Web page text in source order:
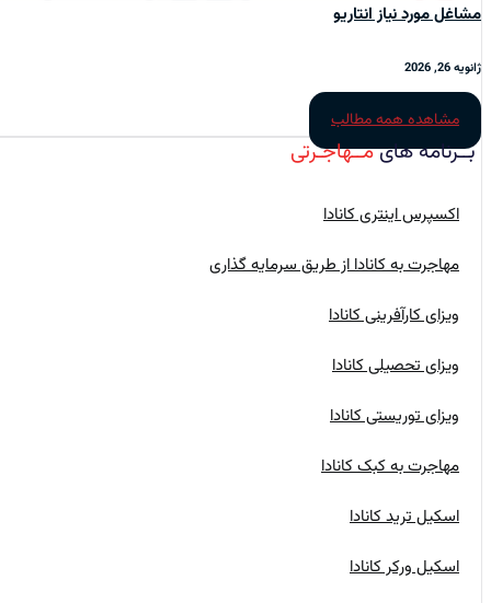
مشاغل مورد نیاز انتاریو
ژانویه 26, 2026
مشاهده همه مطالب
بــرنامه‌ هایمــهاجـرتی
اکسپرس اینتری کانادا
مهاجرت به کانادا از طریق سرمایه گذاری
ویزای کارآفرینی کانادا
ویزای تحصیلی کانادا
ویزای توریستی کانادا
مهاجرت به کبک کانادا
اسکیل ترید کانادا
اسکیل ورکر کانادا